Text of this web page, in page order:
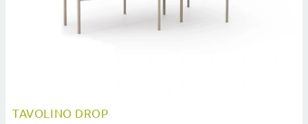
TAVOLINO DROP